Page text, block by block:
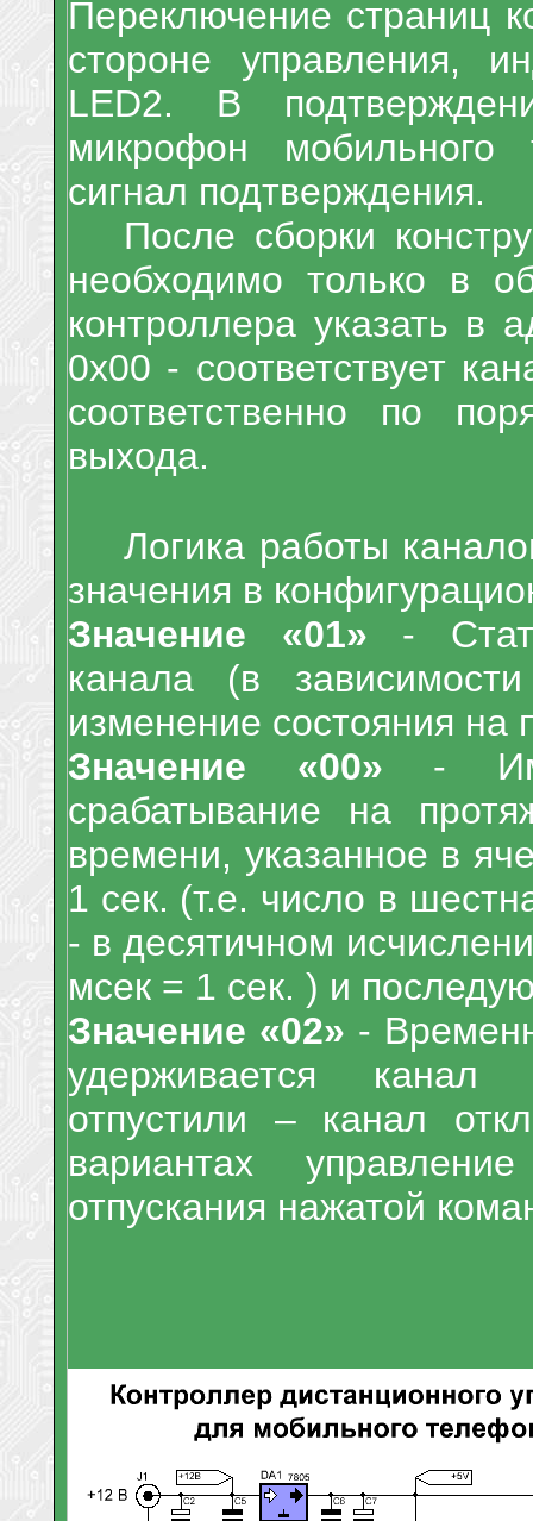
Переключение страниц
стороне управления,
LED2. В
микрофон мобильного
сигнал подтверждения.
После сборки
необходимо только в
контроллера указать в
0х00 - соответствует
соответственно по
выхода.
Логика работы
значения в
Значение «01» -
канала (в
изменение состояния на
Значение «00» -
срабатывание на
времени, указанное в
1 сек. (т.е. число в
- в десятичном
мсек = 1 сек. ) и
Значение «02» -
удерживается канал
отпустили – канал
вариантах
отпускания нажатой